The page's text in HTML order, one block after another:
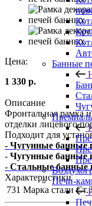
Банные
Печи-
Цена:
1 330 р.
Описание
Фронтальная рамка
отделки лицевого
Подходит для
- Чугунные банные
- Чугунные банные
- Стальные банные
Характеристики
731 Марка стали